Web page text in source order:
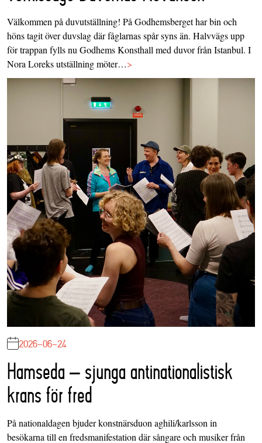
Välkommen på duvutställning! På Godhemsberget har bin och
höns tagit över duvslag där fåglarnas spår syns än. Halvvägs upp
för trappan fylls nu Godhems Konsthall med duvor från Istanbul. I
Nora Loreks utställning möter…>
2026-06-24
Hamseda – sjunga antinationalistisk
krans för fred
På nationaldagen bjuder konstnärsduon aghili/karlsson in
besökarna till en fredsmanifestation där sångare och musiker från